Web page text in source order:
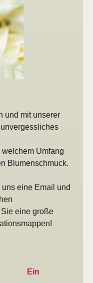
und mit unserer
Umfang
Blumenschmuck.
eine Email und
eine große
Ein